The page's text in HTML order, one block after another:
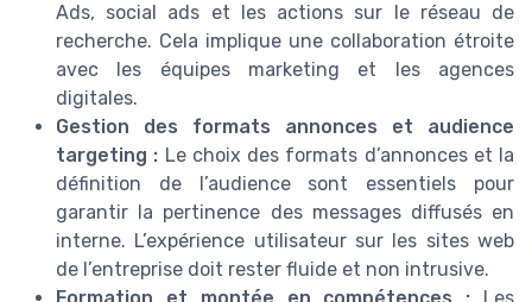
Ads, social ads et les actions sur le réseau de
recherche. Cela implique une collaboration étroite
avec les équipes marketing et les agences
digitales.
Gestion des formats annonces et audience
targeting : Le choix des formats d’annonces et la
définition de l’audience sont essentiels pour
garantir la pertinence des messages diffusés en
interne. L’expérience utilisateur sur les sites web
de l’entreprise doit rester fluide et non intrusive.
Formation et montée en compétences : Les